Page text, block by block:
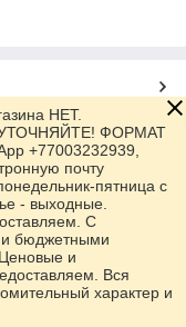
НЕТ.
ФОРМАТ
+77003232939,
почту
пятница с
- выходные.
С
и бюджетными
и
Вся
характер и